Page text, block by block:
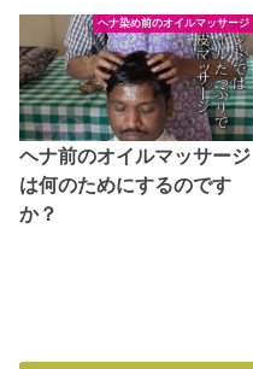
ヘナ染め前のオイルマッサージ
ヘナ前のオイルマッサージ
は何のためにするのです
か？